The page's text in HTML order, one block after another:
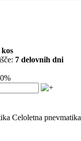
kos
7 delovnih dni
Celoletna pnevmatika